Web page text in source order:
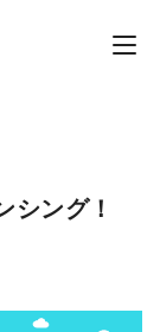
シング！